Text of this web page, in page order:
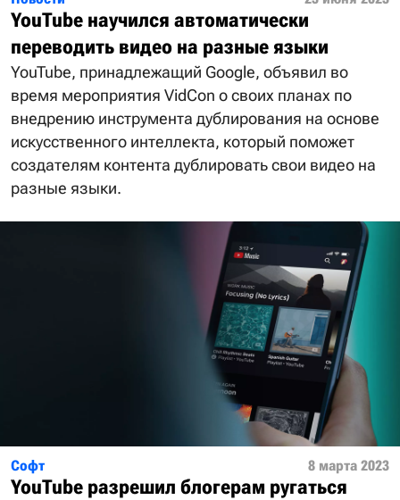
YouTube научился автоматически
переводить видео на разные языки
YouTube, принадлежащий Google, объявил во
время мероприятия VidCon о своих планах по
внедрению инструмента дублирования на основе
искусственного интеллекта, который поможет
создателям контента дублировать свои видео на
разные языки.
Софт 8 марта 2023
YouTube разрешил блогерам ругаться